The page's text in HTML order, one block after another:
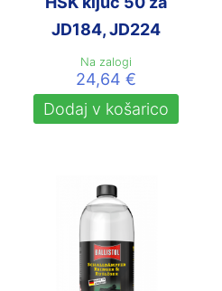
JD184, JD224
Na zalogi
24,64€
Dodaj v košarico